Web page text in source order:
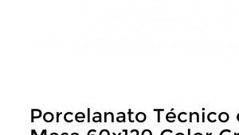
Porcelanato Técnico